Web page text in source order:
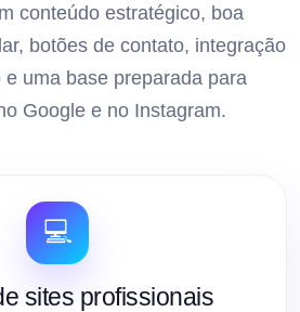
conteúdo estratégico, boa
botões de contato, integração
uma base preparada para
Google e no Instagram.
💻
sites profissionais